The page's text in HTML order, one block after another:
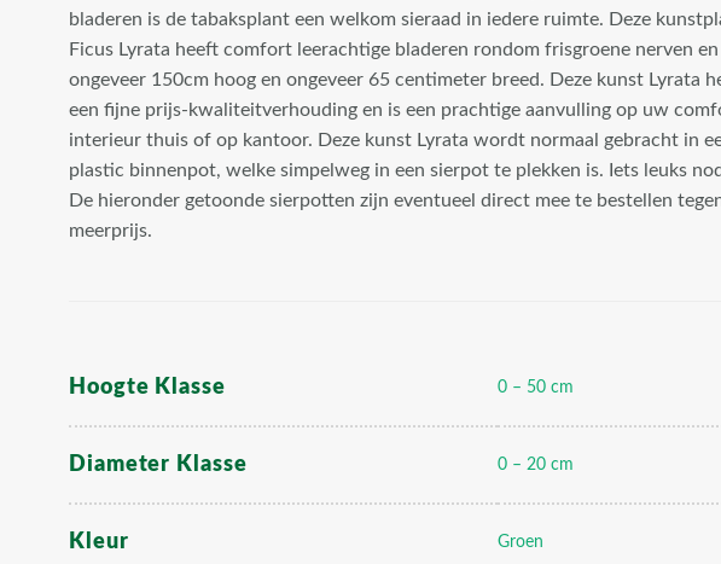
bladeren is de tabaksplant een welkom sieraad in iedere ruimte. Deze
Ficus Lyrata heeft comfort leerachtige bladeren rondom frisgroene nerven en
ongeveer 150cm hoog en ongeveer 65 centimeter breed. Deze kunst Lyrata
een fijne prijs-kwaliteitverhouding en is een prachtige aanvulling op uw
interieur thuis of op kantoor. Deze kunst Lyrata wordt normaal gebracht in
plastic binnenpot, welke simpelweg in een sierpot te plekken is. Iets leuks
De hieronder getoonde sierpotten zijn eventueel direct mee te bestellen
meerprijs.
Hoogte Klasse 0 – 50 cm
Diameter Klasse 0 – 20 cm
Kleur Groen